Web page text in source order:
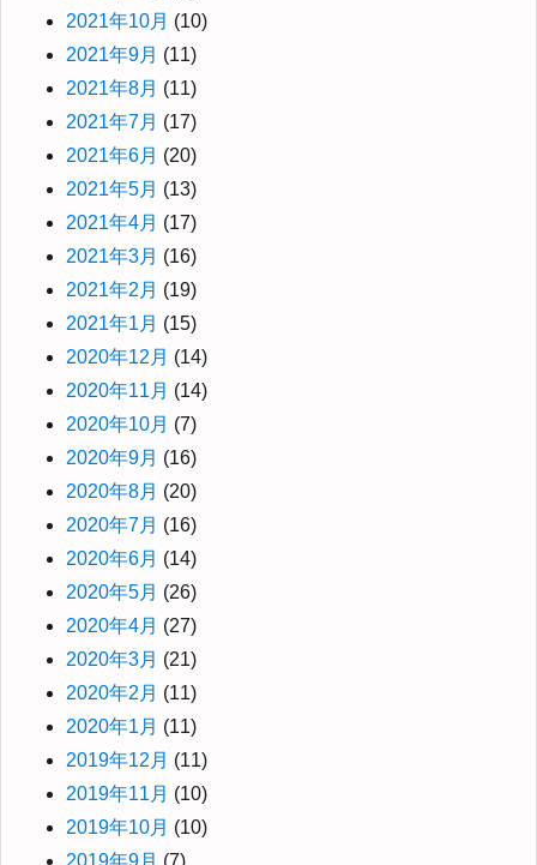
2021年10月 (10)
2021年9月 (11)
2021年8月 (11)
2021年7月 (17)
2021年6月 (20)
2021年5月 (13)
2021年4月 (17)
2021年3月 (16)
2021年2月 (19)
2021年1月 (15)
2020年12月 (14)
2020年11月 (14)
2020年10月 (7)
2020年9月 (16)
2020年8月 (20)
2020年7月 (16)
2020年6月 (14)
2020年5月 (26)
2020年4月 (27)
2020年3月 (21)
2020年2月 (11)
2020年1月 (11)
2019年12月 (11)
2019年11月 (10)
2019年10月 (10)